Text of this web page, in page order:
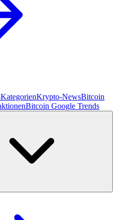
Krypto-NewsBitcoin
Bitcoin Google Trends